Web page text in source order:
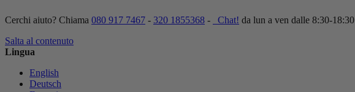
Cerchi aiuto? Chiama 080 917 7467 - 320 1855368 - Chat! da lun a ven dalle 8:30-18:30
Salta al contenuto
Lingua
English
Deutsch